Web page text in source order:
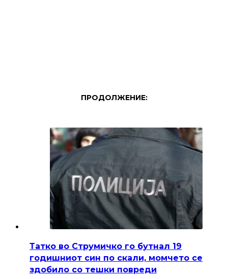
ПРОДОЛЖЕНИЕ:
Татко во Струмичко го бутнал 19
годишниот син по скали, момчето се
здобило со тешки повреди